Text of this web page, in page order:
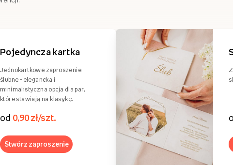
Pojedyncza kartka
Jednokartkowe zaproszenie
ślubne - elegancka i
minimalistyczna opcja dla par,
od 0,90 zł/szt.
Stwórz zaproszenie